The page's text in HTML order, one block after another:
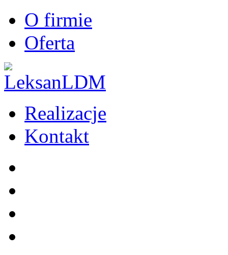
O firmie
Oferta
Realizacje
Kontakt